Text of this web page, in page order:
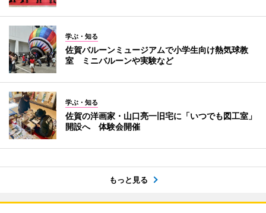
学ぶ・知る
佐賀バルーンミュージアムで小学生向け熱気球教
室 ミニバルーンや実験など
学ぶ・知る
佐賀の洋画家・山口亮一旧宅に「いつでも図工室」
開設へ 体験会開催
もっと見る